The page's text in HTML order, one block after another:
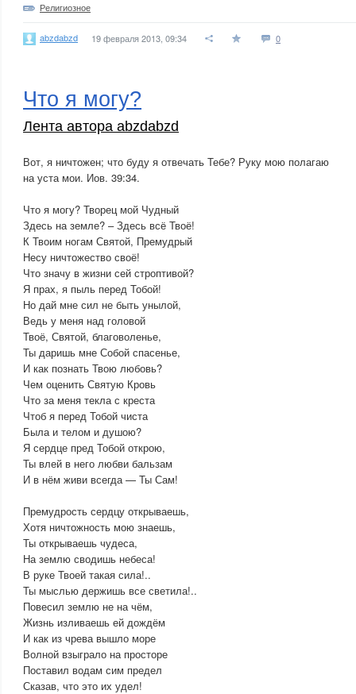
Религиозное
abzdabzd 19 февраля 2013, 09:34 0
Что я могу?
Лента автора abzdabzd
Вот, я ничтожен; что буду я отвечать Тебе? Руку мою полагаю
на уста мои. Иов. 39:34.
Что я могу? Творец мой Чудный
Здесь на земле? – Здесь всё Твоё!
К Твоим ногам Святой, Премудрый
Несу ничтожество своё!
Что значу в жизни сей строптивой?
Я прах, я пыль перед Тобой!
Но дай мне сил не быть унылой,
Ведь у меня над головой
Твоё, Святой, благоволенье,
Ты даришь мне Собой спасенье,
И как познать Твою любовь?
Чем оценить Святую Кровь
Что за меня текла с креста
Чтоб я перед Тобой чиста
Была и телом и душою?
Я сердце пред Тобой открою,
Ты влей в него любви бальзам
И в нём живи всегда — Ты Сам!
Премудрость сердцу открываешь,
Хотя ничтожность мою знаешь,
Ты открываешь чудеса,
На землю сводишь небеса!
В руке Твоей такая сила!..
Ты мыслью держишь все светила!..
Повесил землю не на чём,
Жизнь изливаешь ей дождём
И как из чрева вышло море
Волной взыграло на просторе
Поставил водам сим предел
Сказав, что это их удел!